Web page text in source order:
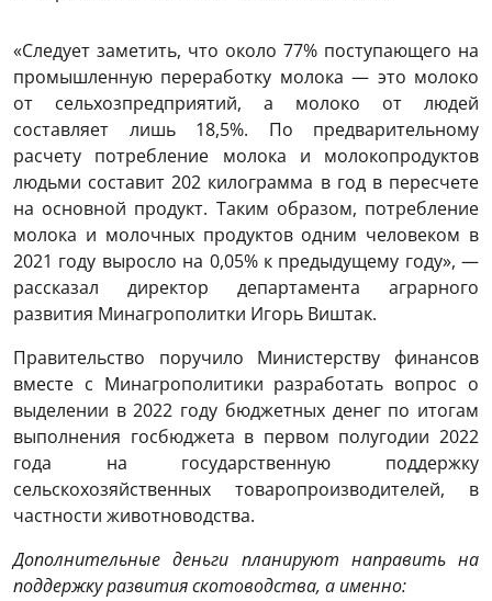
«Следует заметить, что около 77% поступающего на
промышленную переработку молока — это молоко
от сельхозпредприятий, а молоко от людей
составляет лишь 18,5%. По предварительному
расчету потребление молока и молокопродуктов
людьми составит 202 килограмма в год в пересчете
на основной продукт. Таким образом, потребление
молока и молочных продуктов одним человеком в
2021 году выросло на 0,05% к предыдущему году», —
рассказал директор департамента аграрного
развития Минагрополитки Игорь Виштак.
Правительство поручило Министерству финансов
вместе с Минагрополитики разработать вопрос о
выделении в 2022 году бюджетных денег по итогам
выполнения госбюджета в первом полугодии 2022
года на государственную поддержку
сельскохозяйственных товаропроизводителей, в
частности животноводства.
Дополнительные деньги планируют направить на
поддержку развития скотоводства, а именно: